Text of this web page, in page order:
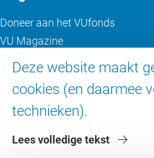
Deze website maakt
cookies (en daarmee
technieken).
Lees volledige tekst
Doneer aan het VUfonds
VU Magazine
Over de VU
Contact en route